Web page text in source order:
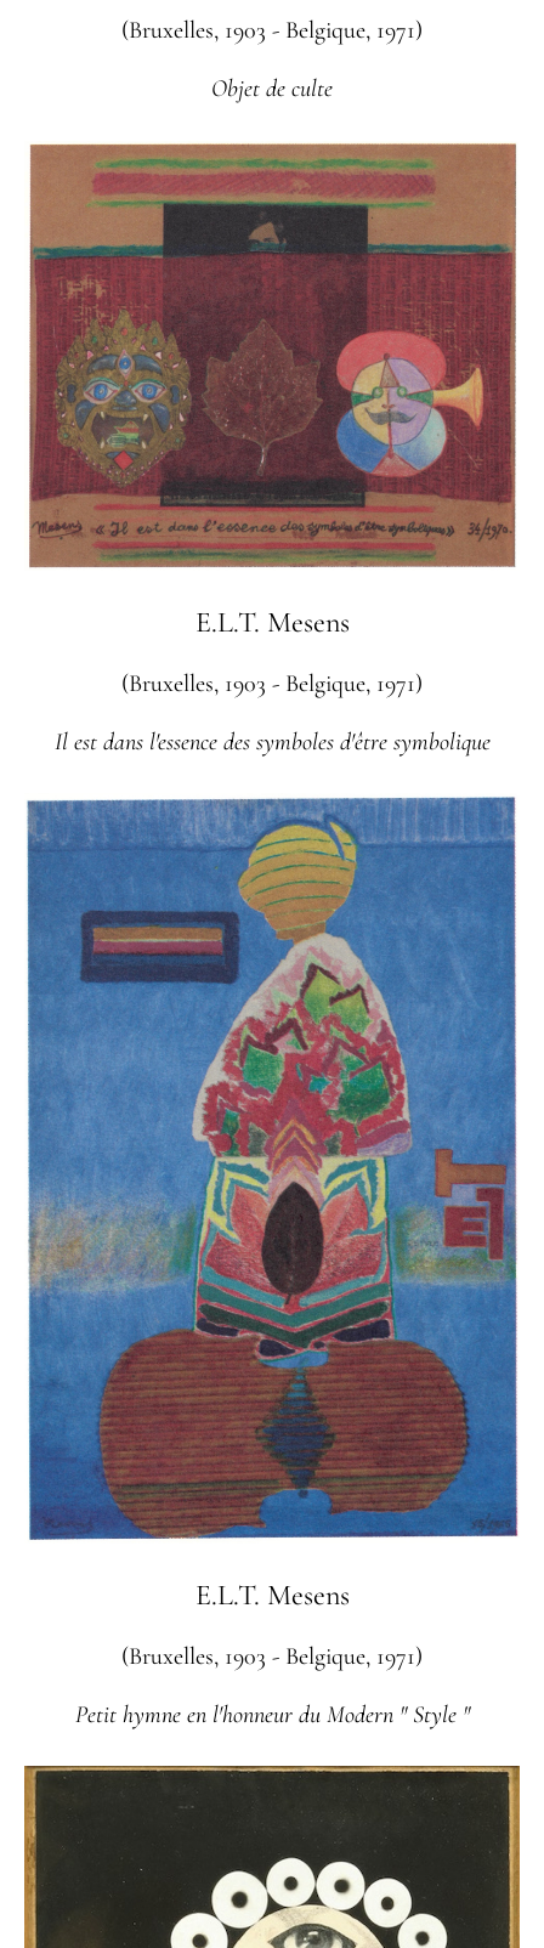
(Bruxelles, 1903 - Belgique, 1971)
Objet de culte
E.L.T. Mesens
(Bruxelles, 1903 - Belgique, 1971)
Il est dans l'essence des symboles d'être symbolique
E.L.T. Mesens
(Bruxelles, 1903 - Belgique, 1971)
Petit hymne en l'honneur du Modern " Style "